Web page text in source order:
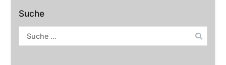
Suche
Suche
nach: